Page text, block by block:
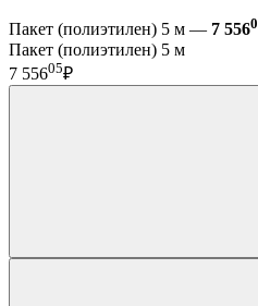
Пакет (полиэтилен) 5 м — 7 556
Пакет (полиэтилен) 5 м
7 55605₽